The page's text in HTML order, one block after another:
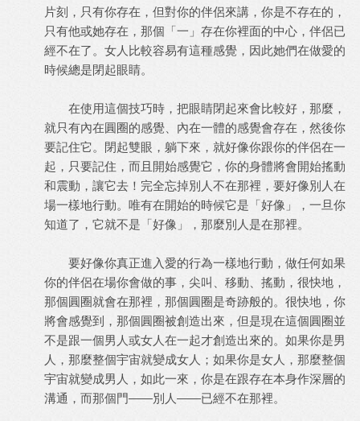
片刻，只有你存在，但對你的伴侶來講，你是不存在的，
只有他或她存在，那個「一」存在你裡面的中心，伴侶已
經不在了。女人比較容易有這種感覺，因此她們在做愛的
時候總是閉起眼睛。
在使用這個技巧時，把眼睛閉起來會比較好，那麼，
就只有內在圓圈的感覺、內在一體的感覺會存在，然後你
要記住它。閉起雙眼，躺下來，就好像你跟你的伴侶在一
起，只要記住，而且開始感覺它，你的身體將會開始搖動
和震動，讓它去！完全忘掉別人不在那裡，要好像別人在
場一樣地行動。唯有在開始的時候它是「好像」，一旦你
知道了，它就不是「好像」，那麼別人是在那裡。
要好像你真正進入愛的行為一樣地行動，做任何如果
你的伴侶在場你會做的事，尖叫、移動、搖動，很快地，
那個圓圈就會在那裡，那個圓圈是奇跡般的。很快地，你
將會感覺到，那個圓圈被創造出來，但是現在這個圓圈並
不是跟一個男人或女人在一起才創造出來的。如果你是男
人，那麼整個宇宙就變成女人；如果你是女人，那麼整個
宇宙就變成男人，如此一來，你是在跟存在本身作深層的
溝通，而那個門——別人——已經不在那裡。